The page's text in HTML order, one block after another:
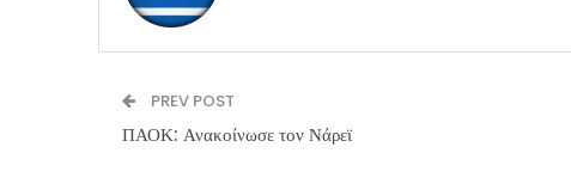
PREV POST
ΠΑΟΚ: Ανακοίνωσε τον Νάρεϊ